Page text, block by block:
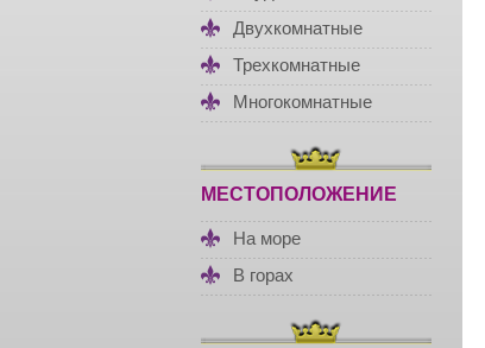
Двухкомнатные
Трехкомнатные
Многокомнатные
МЕСТОПОЛОЖЕНИЕ
На море
В горах